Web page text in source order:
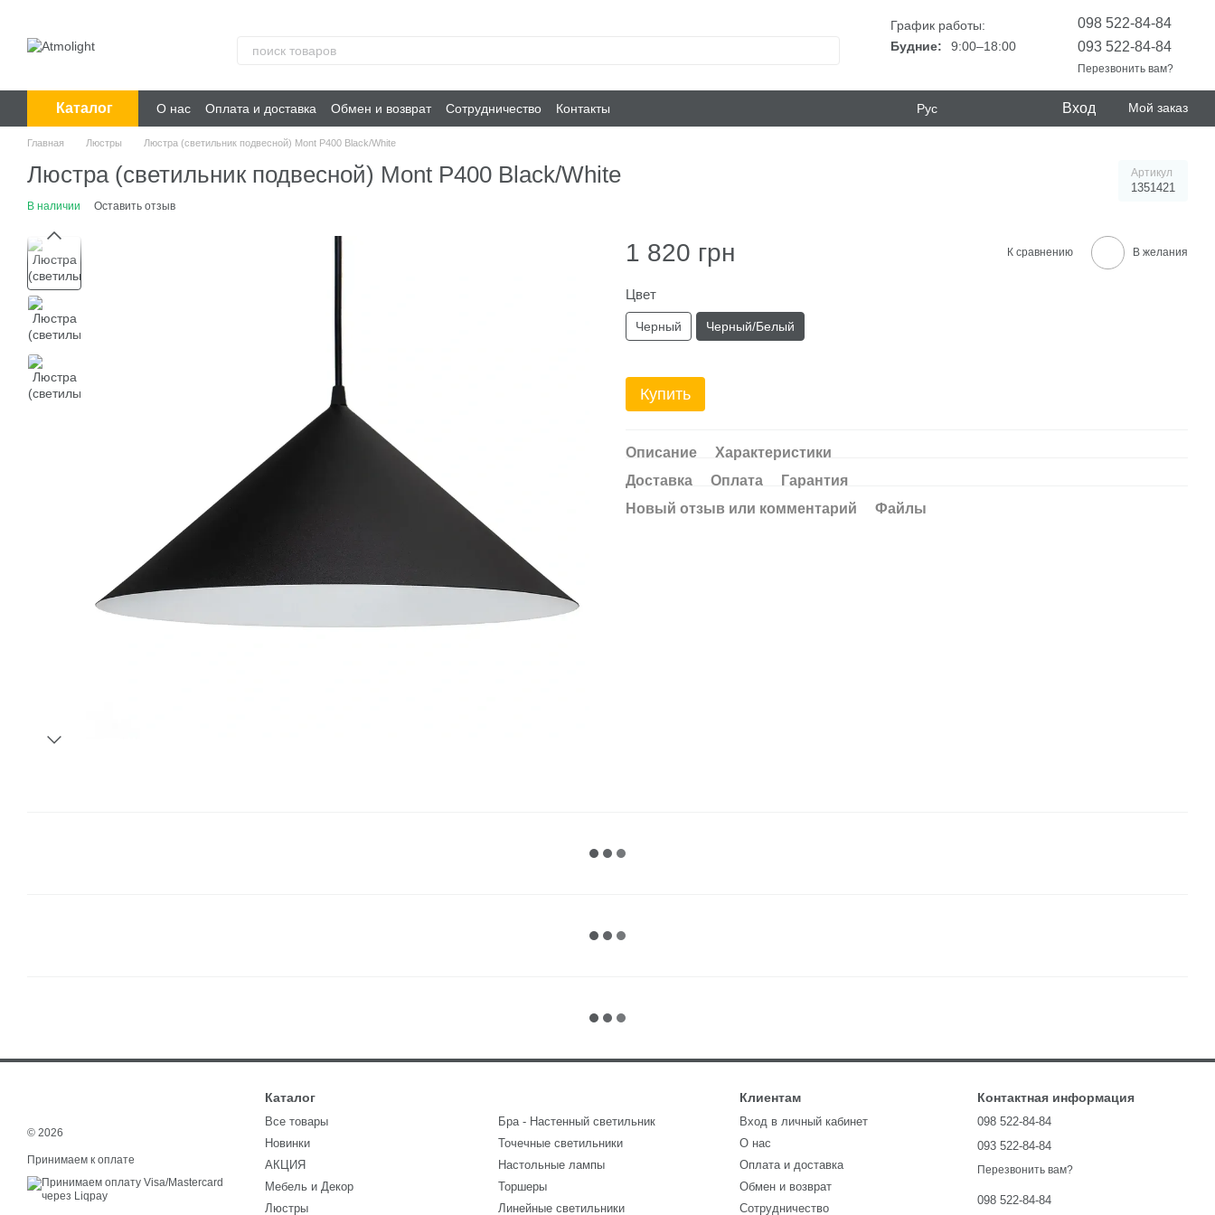
График работы:
Будние:
9:00–18:00
098 522-84-84
093 522-84-84
Перезвонить вам?
Каталог О нас Оплата и доставка Обмен и возврат Сотрудничество Контакты Рус Вход Мой заказ
Главная Люстры Люстра (светильник подвесной) Mont P400 Black/White
Люстра (светильник подвесной) Mont P400 Black/White Артикул
1351421
В наличии Оставить отзыв
1 820 грн К сравнению В желания
Цвет
Черный Черный/Белый
Купить
Описание
Характеристики
Доставка
Оплата
Гарантия
Новый отзыв или комментарий
Файлы
© 2026
Принимаем к оплате
Каталог
Все товары
Новинки
АКЦИЯ
Мебель и Декор
Люстры
Бра - Настенный светильник
Точечные светильники
Настольные лампы
Торшеры
Линейные светильники
Клиентам
Вход в личный кабинет
О нас
Оплата и доставка
Обмен и возврат
Сотрудничество
Контактная информация
098 522-84-84
093 522-84-84
Перезвонить вам?
098 522-84-84